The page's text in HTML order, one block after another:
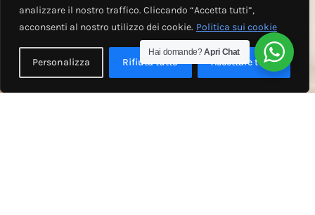
analizzare il nostro traffico. Cliccando “Accetta tutti”,
acconsenti al nostro utilizzo dei cookie. Politica sui cookie
Personalizza Rifiuta tutto Accettare tutto
Hai domande?Apri Chat